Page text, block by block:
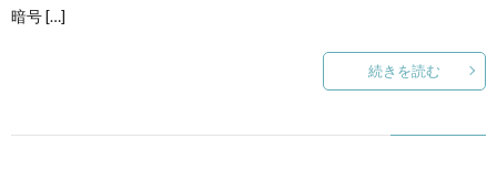
暗号 […]
続きを読む